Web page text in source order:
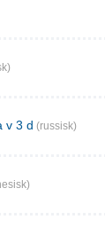
v 3 d (russisk)